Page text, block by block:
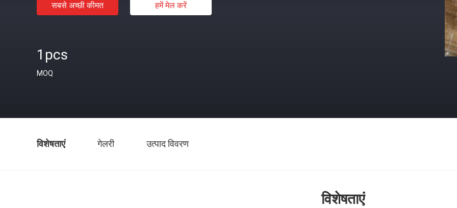
सबसे अच्छी कीमत हमें मेल करें
1pcs
MOQ
विशेषताएं गेलरी उत्पाद विवरण
विशेषताएं